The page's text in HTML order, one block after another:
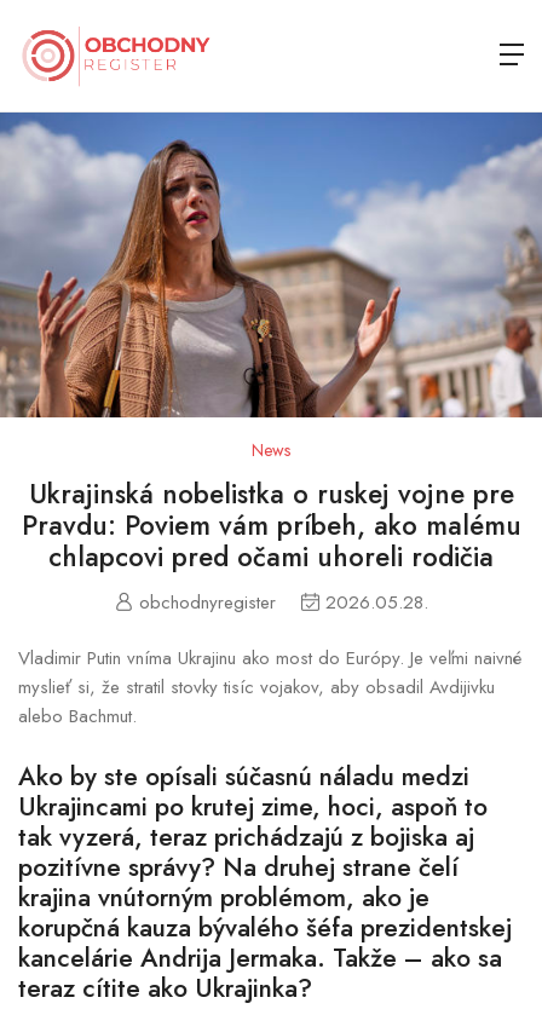
News
Ukrajinská nobelistka o ruskej vojne pre
Pravdu: Poviem vám príbeh, ako malému
chlapcovi pred očami uhoreli rodičia
obchodnyregister 2026.05.28.
Vladimir Putin vníma Ukrajinu ako most do Európy. Je veľmi naivné
myslieť si, že stratil stovky tisíc vojakov, aby obsadil Avdijivku
alebo Bachmut.
Ako by ste opísali súčasnú náladu medzi
Ukrajincami po krutej zime, hoci, aspoň to
tak vyzerá, teraz prichádzajú z bojiska aj
pozitívne správy? Na druhej strane čelí
krajina vnútorným problémom, ako je
korupčná kauza bývalého šéfa prezidentskej
kancelárie Andrija Jermaka. Takže – ako sa
teraz cítite ako Ukrajinka?